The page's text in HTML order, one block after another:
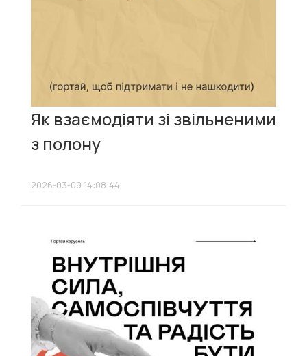
Як взаємодіяти зі звільненими
з полону
2026-03-09 14:08:44